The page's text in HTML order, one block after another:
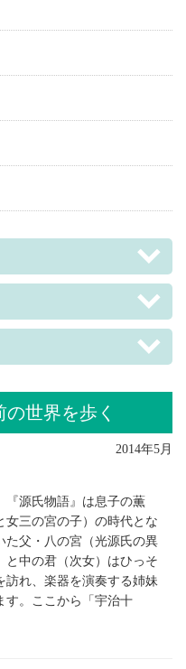
の世界を歩く
2014年5月
源氏物語』は息子の薫
女三の宮の子）の時代とな
た父・八の宮（光源氏の異
と中の君（次女）はひっそ
訪れ、楽器を演奏する姉妹
す。ここから「宇治十